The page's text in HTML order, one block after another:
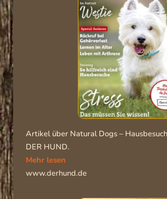
Artikel über Natural Dogs –
DER HUND.
Mehr lesen
www.derhund.de